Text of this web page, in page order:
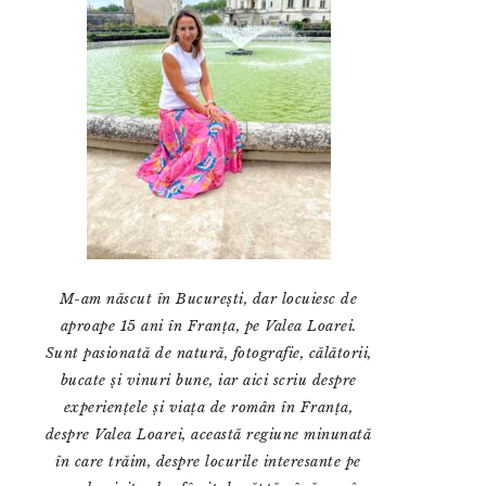
M-am născut în București, dar locuiesc de
aproape 15 ani în Franța, pe Valea Loarei.
Sunt pasionată de natură, fotografie, călătorii,
bucate și vinuri bune, iar aici scriu despre
experiențele și viața de român în Franța,
despre Valea Loarei, această regiune minunată
în care trăim, despre locurile interesante pe